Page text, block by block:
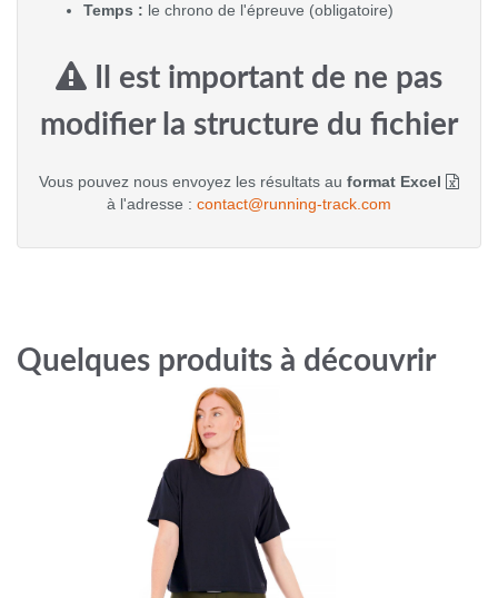
Temps : le chrono de l'épreuve (obligatoire)
Il est important de ne pas
modifier la structure du fichier
Vous pouvez nous envoyez les résultats au format Excel
à l'adresse : contact@running-track.com
Quelques produits à découvrir